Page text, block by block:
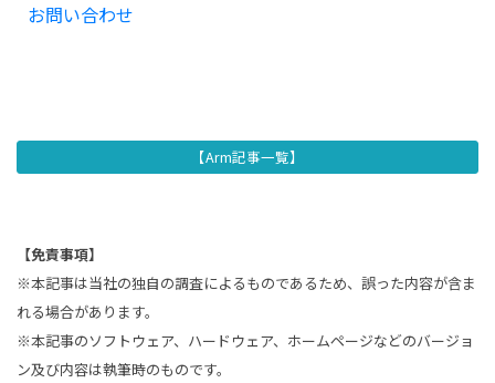
お問い合わせ
【Arm記事一覧】
【免責事項】
※本記事は当社の独自の調査によるものであるため、誤った内容が含ま
れる場合があります。
※本記事のソフトウェア、ハードウェア、ホームページなどのバージョ
ン及び内容は執筆時のものです。